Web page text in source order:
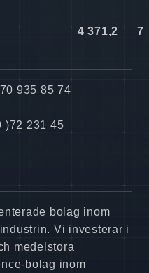
4 371,2
935 85 74
)72 231 45
bolag inom
Vi investerar i
medelstora
bolag inom